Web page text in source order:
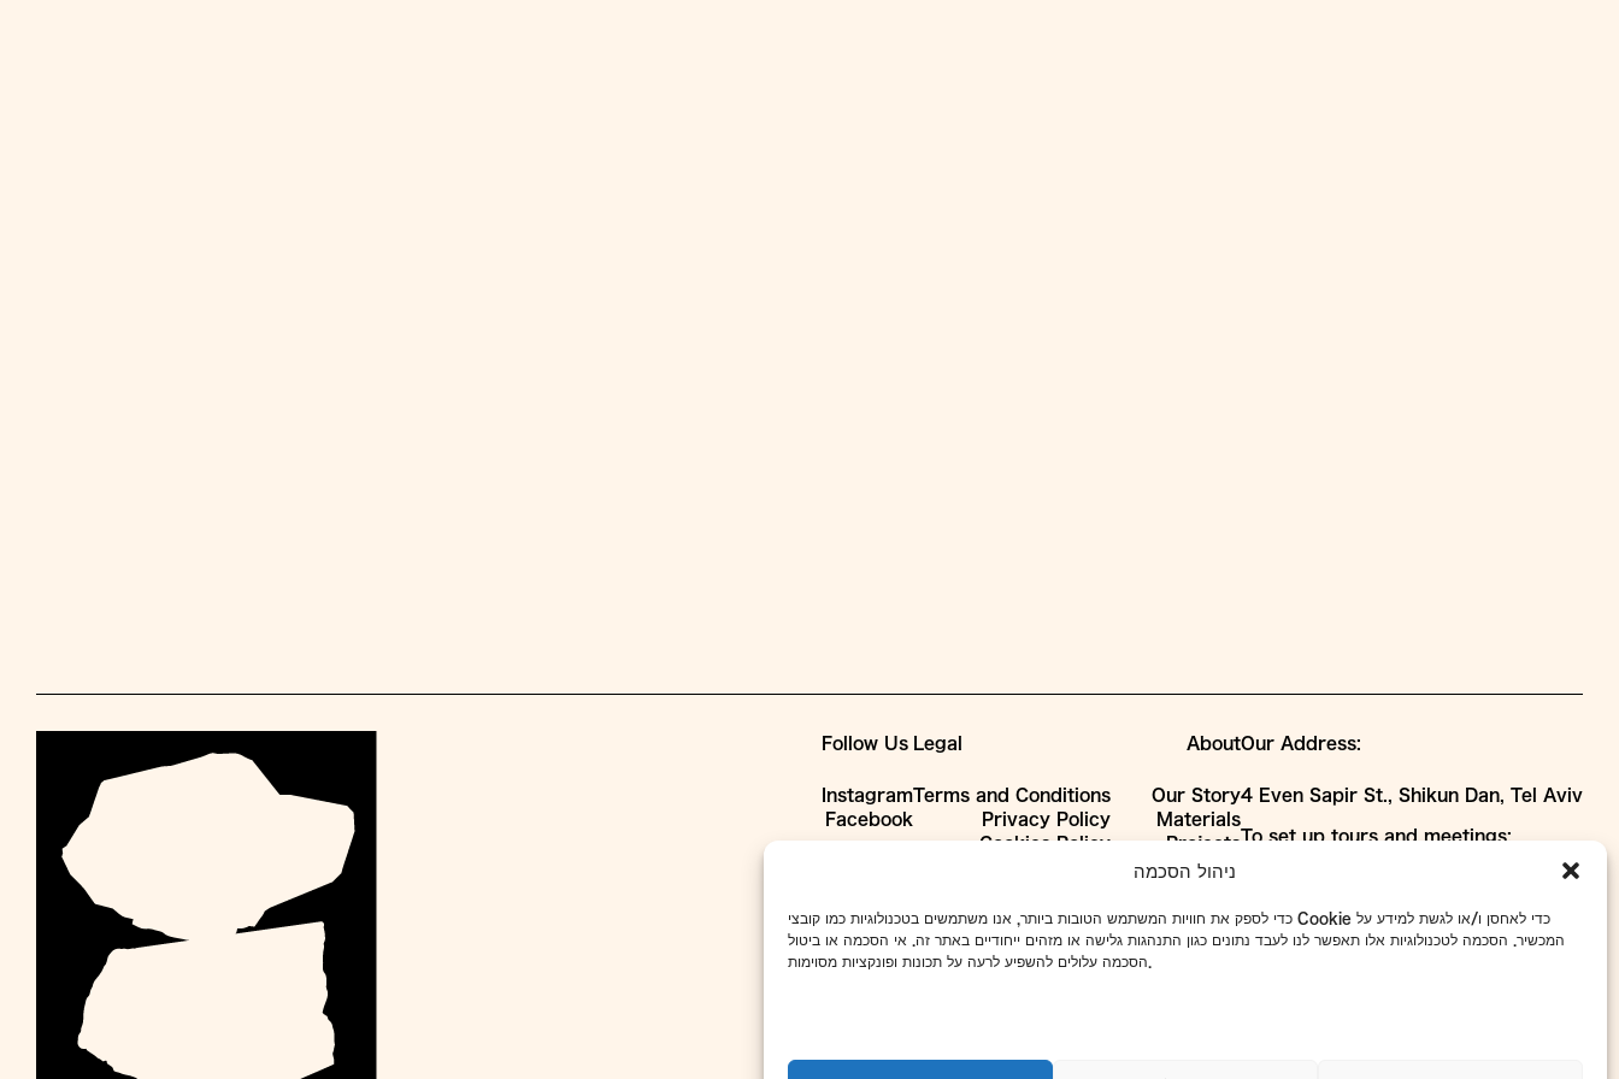
ניהול הסכמה
כדי לספק את חוויות המשתמש הטובות ביותר, אנו משתמשים בטכנולוגיות כמו קובצי Cookie כדי לאחסן ו/או לגשת למידע על
המכשיר. הסכמה לטכנולוגיות אלו תאפשר לנו לעבד נתונים כגון התנהגות גלישה או מזהים ייחודיים באתר זה. אי הסכמה או ביטול
Follow Us
Instagram
Facebook
Legal
Terms and Conditions
Privacy Policy
Cookies Policy
About
Our Story
Materials
Projects
Collaborations
Our Address:
4 Even Sapir St., Shikun Dan, Tel Aviv
To set up tours and meetings:
info@avney-tal.co.il